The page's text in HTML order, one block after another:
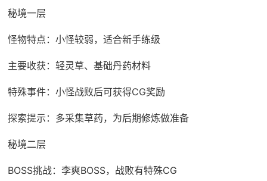
秘境一层
怪物特点：小怪较弱，适合新手练级
主要收获：轻灵草、基础丹药材料
特殊事件：小怪战败后可获得CG奖励
探索提示：多采集草药，为后期修炼做准备
秘境二层
BOSS挑战：李爽BOSS，战败有特殊CG